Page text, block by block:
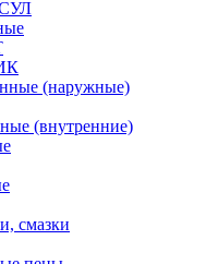
(наружные)
(внутренние)
смазки